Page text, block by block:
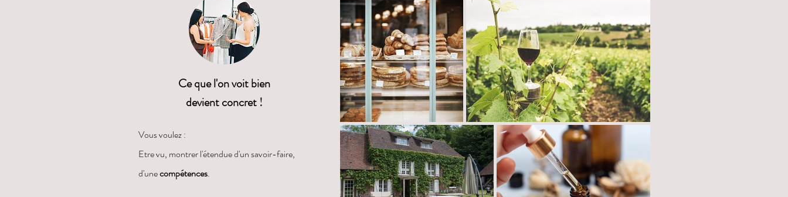
Ce que l'on voit bien
devient concret !
Vous voulez :
Etre vu, montrer l'étendue d'un savoir-faire,
d'unecompétences.